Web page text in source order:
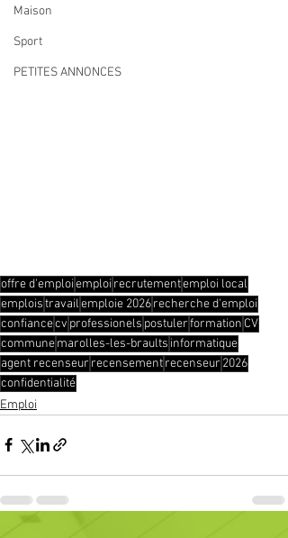
Maison
Sport
PETITES ANNONCES
offre d'emploiemploi recrutementemploi local
emploistravailemploie 2026recherche d'emploi
confiancecv professionels postulerformation CV
communemarolles-les-braults informatique
agent recenseur recensementrecenseur 2026
confidentialité
Emploi